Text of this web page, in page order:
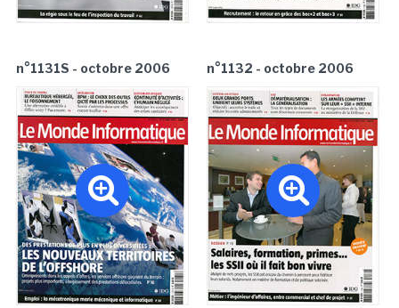
n°1131S - octobre 2006 n°1132 - octobre 2006